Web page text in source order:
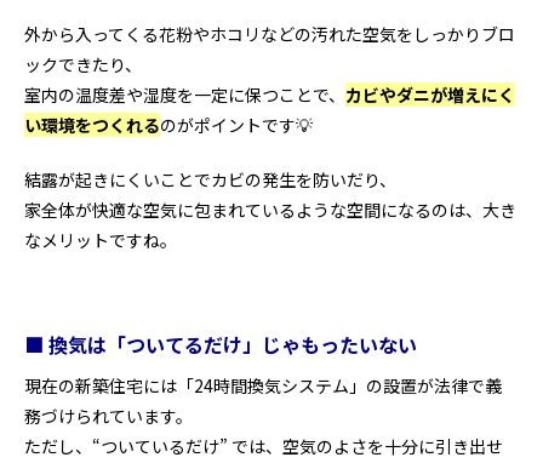
外から入ってくる花粉やホコリなどの汚れた空気をしっかりブロ
ックできたり、
室内の温度差や湿度を一定に保つことで、 カビやダニが増えにく
い環境をつくれるのがポイントです💡
結露が起きにくいことでカビの発生を防いだり、
家全体が快適な空気に包まれているような空間になるのは、大き
なメリットですね。
■ 換気は「ついてるだけ」じゃもったいない
現在の新築住宅には「24時間換気システム」の設置が法律で義
務づけられています。
ただし、“ついているだけ” では、空気のよさを十分に引き出せ